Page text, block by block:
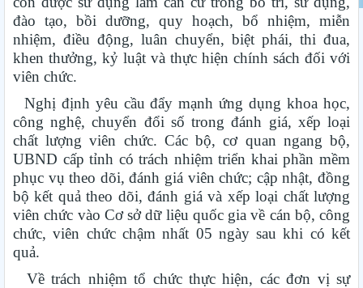
đào tạo, bồi dưỡng, quy hoạch, bổ nhiệm, miễn
nhiệm, điều động, luân chuyển, biệt phái, thi đua,
khen thưởng, kỷ luật và thực hiện chính sách đối với
viên chức.
Nghị định yêu cầu đẩy mạnh ứng dụng khoa học,
công nghệ, chuyển đổi số trong đánh giá, xếp loại
chất lượng viên chức. Các bộ, cơ quan ngang bộ,
UBND cấp tỉnh có trách nhiệm triển khai phần mềm
phục vụ theo dõi, đánh giá viên chức; cập nhật, đồng
bộ kết quả theo dõi, đánh giá và xếp loại chất lượng
viên chức vào Cơ sở dữ liệu quốc gia về cán bộ, công
chức, viên chức chậm nhất 05 ngày sau khi có kết
quả.
Về trách nhiệm tổ chức thực hiện, các đơn vị sự